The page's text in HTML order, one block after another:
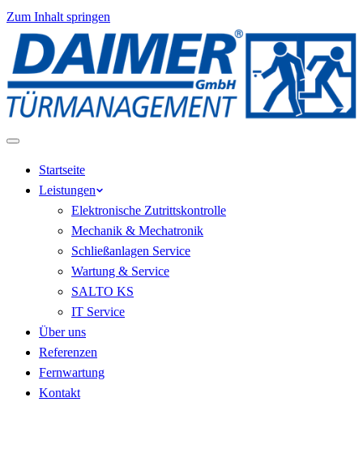
Zum Inhalt springen
Zum
Inhalt
springen
Zur
Navigation
springen
Zum
Footer
springen
Menü
Startseite
Leistungen
Elektronische Zutrittskontrolle
Mechanik & Mechatronik
Schließanlagen Service
Wartung & Service
SALTO KS
IT Service
Über uns
Referenzen
Fernwartung
Kontakt